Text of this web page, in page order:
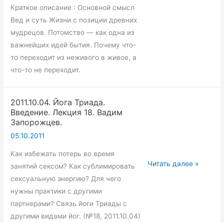
Краткое описание : Основной смысл
Вед и суть Жизни с позиции древних
мудрецов. Потомство — как одна из
важнейших идей бытия. Почему что-
то переходит из неживого в живое, а
что-то не переходит.
2011.10.04. Йога Триада.
Введение. Лекция 18. Вадим
Запорожцев.
05.10.2011
Как избежать потерь во время
занятий сексом? Как сублимировать
сексуальную энергию? Для чего
нужны практики с другими
партнерами? Связь йоги Триады с
другими видами йог. (№18, 2011.10.04)
2011.10.04.
Читать далее »